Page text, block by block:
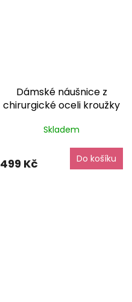
Dámské náušnice z
chirurgické oceli kroužky
elegantnídárkové balení
zdarma
Skladem
499 Kč Do košíku